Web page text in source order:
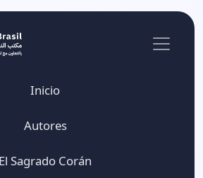
Inicio
Autores
El Sagrado Corán